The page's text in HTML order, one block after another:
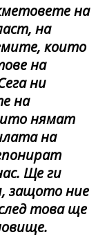
на
на
които
на
ни
на
нямат
на
Ще ги
защото ние
това ще